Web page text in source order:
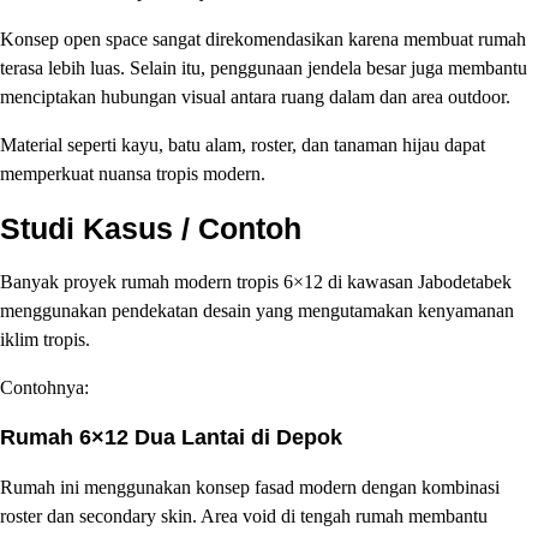
Konsep open space sangat direkomendasikan karena membuat rumah
terasa lebih luas. Selain itu, penggunaan jendela besar juga membantu
menciptakan hubungan visual antara ruang dalam dan area outdoor.
Material seperti kayu, batu alam, roster, dan tanaman hijau dapat
memperkuat nuansa tropis modern.
Studi Kasus / Contoh
Banyak proyek rumah modern tropis 6×12 di kawasan Jabodetabek
menggunakan pendekatan desain yang mengutamakan kenyamanan
iklim tropis.
Contohnya:
Rumah 6×12 Dua Lantai di Depok
Rumah ini menggunakan konsep fasad modern dengan kombinasi
roster dan secondary skin. Area void di tengah rumah membantu